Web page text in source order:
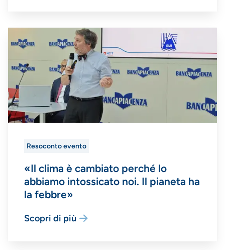
Resoconto evento
«Il clima è cambiato perché lo
abbiamo intossicato noi. Il pianeta ha
la febbre»
Scopri di più